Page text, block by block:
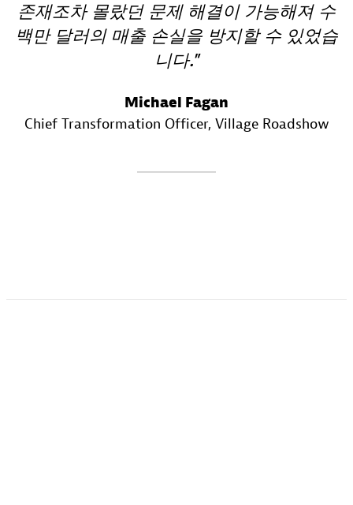
존재조차 몰랐던 문제 해결이 가능해져 수
백만 달러의 매출 손실을 방지할 수 있었습
니다.
Michael Fagan
Chief Transformation Officer, Village Roadshow